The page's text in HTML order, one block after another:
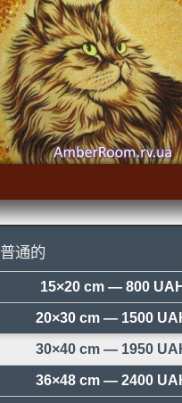
普通的
15×20 cm — 800 UAH
20×30 cm — 1500
30×40 cm — 1950
36×48 cm — 2400